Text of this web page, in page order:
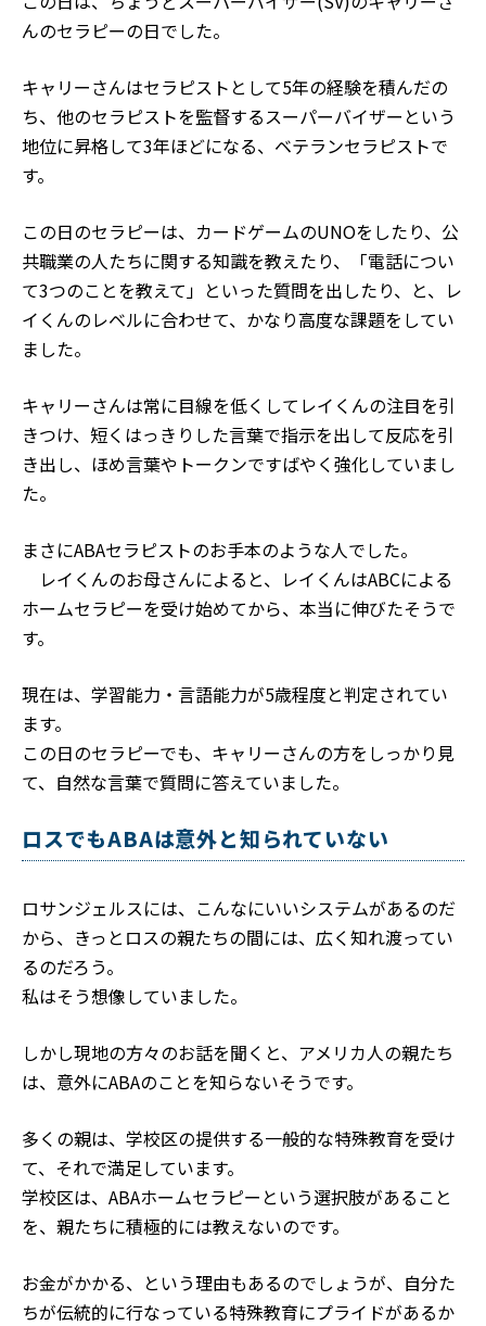
んのセラピーの日でした。
キャリーさんはセラピストとして5年の経験を積んだの
ち、他のセラピストを監督するスーパーバイザーという
地位に昇格して3年ほどになる、ベテランセラピストで
す。
この日のセラピーは、カードゲームのUNOをしたり、公
共職業の人たちに関する知識を教えたり、「電話につい
て3つのことを教えて」といった質問を出したり、と、レ
イくんのレベルに合わせて、かなり高度な課題をしてい
ました。
キャリーさんは常に目線を低くしてレイくんの注目を引
きつけ、短くはっきりした言葉で指示を出して反応を引
き出し、ほめ言葉やトークンですばやく強化していまし
た。
まさにABAセラピストのお手本のような人でした。
レイくんのお母さんによると、レイくんはABCによる
ホームセラピーを受け始めてから、本当に伸びたそうで
す。
現在は、学習能力・言語能力が5歳程度と判定されてい
ます。
この日のセラピーでも、キャリーさんの方をしっかり見
て、自然な言葉で質問に答えていました。
ロスでもABAは意外と知られていない
ロサンジェルスには、こんなにいいシステムがあるのだ
から、きっとロスの親たちの間には、広く知れ渡ってい
るのだろう。
私はそう想像していました。
しかし現地の方々のお話を聞くと、アメリカ人の親たち
は、意外にABAのことを知らないそうです。
多くの親は、学校区の提供する一般的な特殊教育を受け
て、それで満足しています。
学校区は、ABAホームセラピーという選択肢があること
を、親たちに積極的には教えないのです。
お金がかかる、という理由もあるのでしょうが、自分た
ちが伝統的に行なっている特殊教育にプライドがあるか